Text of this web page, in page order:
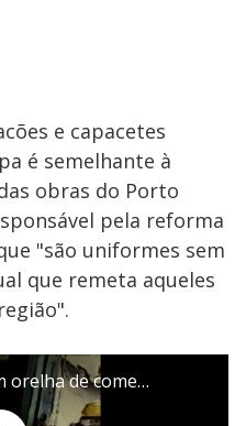
e capacetes
é semelhante à
obras do Porto
pela reforma
"são uniformes sem
que remeta aqueles